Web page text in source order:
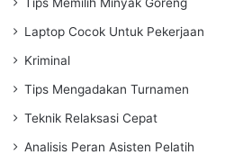
Laptop Cocok Untuk Pekerjaan
Kriminal
Tips Mengadakan Turnamen
Teknik Relaksasi Cepat
Analisis Peran Asisten Pelatih